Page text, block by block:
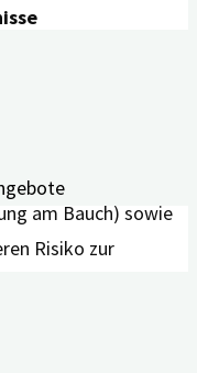
mittleren
dass
am Bauch) sowie
Risiko zur
viel Bauchfett
Risiko, an